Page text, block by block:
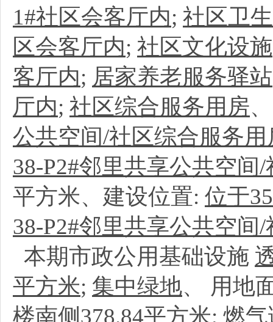
1#社区会客厅内; 社区卫
区会客厅内; 社区文化设施
客厅内; 居家养老服务驿站
厅内; 社区综合服务用房
公共空间/社区综合服务用
38-P2#邻里共享公共空
平方米、建设位置: 位于
38-P2#邻里共享公共空间
本期市政公用基础设施
平方米; 集中绿地、 用地
楼南侧378.84平方米; 燃